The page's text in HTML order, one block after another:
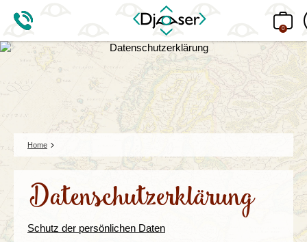
0
Home
Datenschutzerklärung
Schutz der persönlichen Daten